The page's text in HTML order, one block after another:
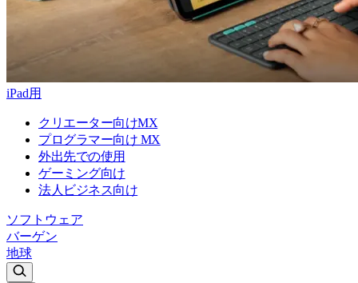
iPad用
クリエーター向けMX
プログラマー向け MX
外出先での使用
ゲーミング向け
法人ビジネス向け
ソフトウェア
バーゲン
地球